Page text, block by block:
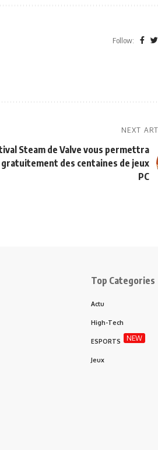
Follow:
NEXT
Steam de Valve vous permettra
gratuitement des centaines de jeux
PC
Top Categories
Actu
High-Tech
ESPORTS NEW
Jeux